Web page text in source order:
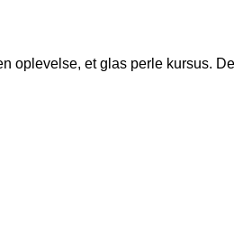
oplevelse, et glas perle kursus.